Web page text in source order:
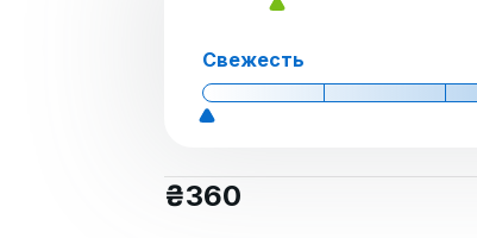
Свежесть
₴360